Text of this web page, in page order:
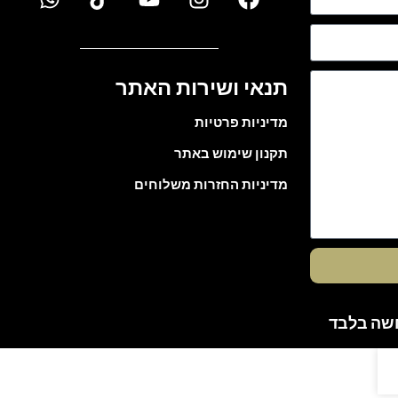
תנאי ושירות האתר
מדיניות פרטיות
תקנון שימוש באתר
מדיניות החזרות משלוחים